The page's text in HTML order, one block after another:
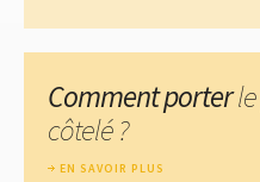
Comment porter
côtelé ?
EN SAVOIR PLUS